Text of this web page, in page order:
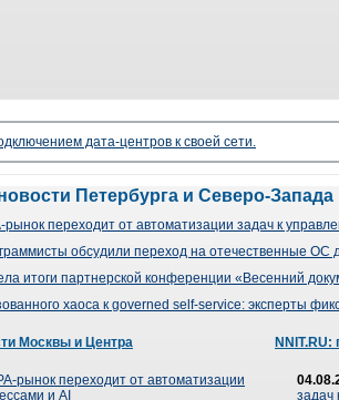
дата-центров к своей сети.
Петербурга и Северо-Запада
рынок переходит от автоматизации задач к
обсудили переход на отечественные ОС
итоги партнерской конференции «Весенний
хаоса к governed self-service: эксперты
Москвы и Центра
рынок переходит от автоматизации
и AI
задач